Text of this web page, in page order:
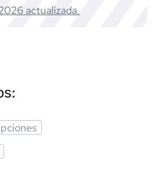
actualizada.